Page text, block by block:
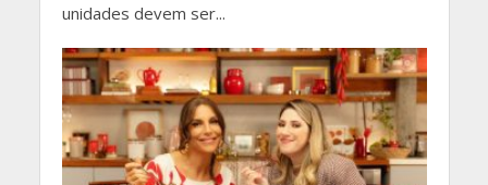
unidades devem ser...